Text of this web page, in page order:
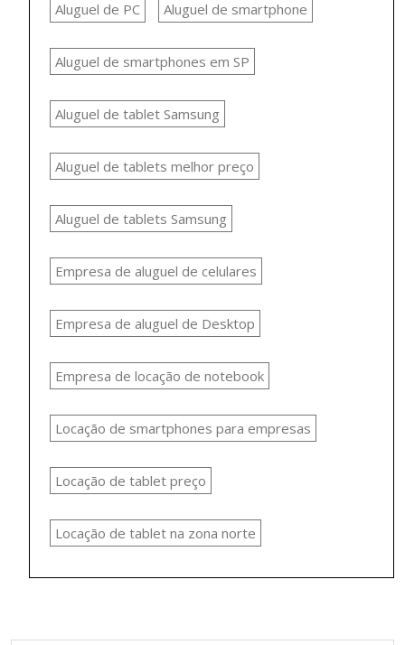
Aluguel de PC Aluguel de smartphone
Aluguel de smartphones em SP
Aluguel de tablet Samsung
Aluguel de tablets melhor preço
Aluguel de tablets Samsung
Empresa de aluguel de celulares
Empresa de aluguel de Desktop
Empresa de locação de notebook
Locação de smartphones para empresas
Locação de tablet preço
Locação de tablet na zona norte